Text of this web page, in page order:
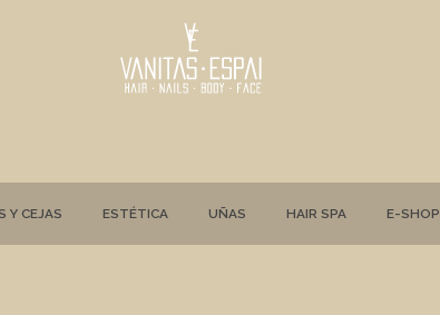
Y CEJAS ESTÉTICA UÑAS HAIR SPA E-SHOP